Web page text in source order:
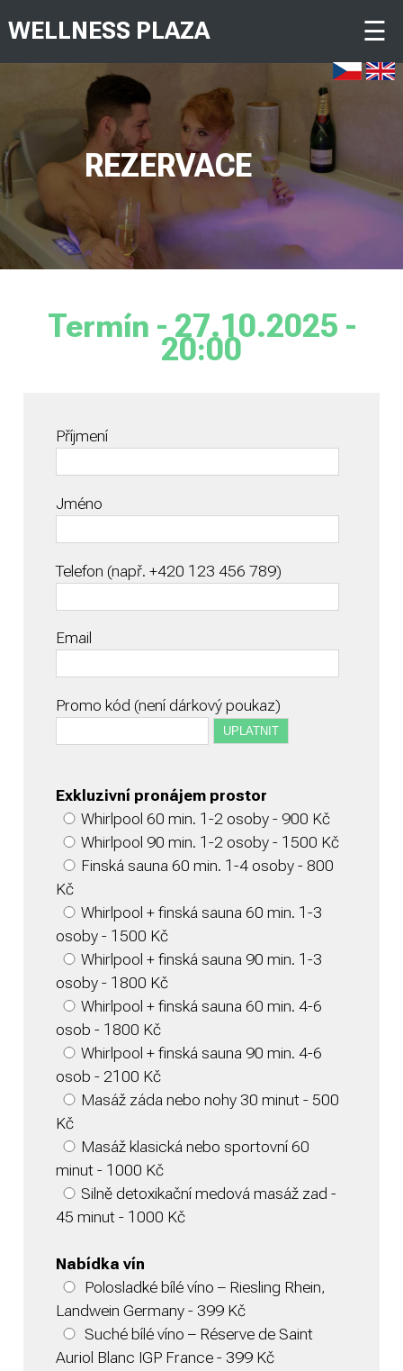
WELLNESS PLAZA ☰
REZERVACE
Termín - 27.10.2025 -
20:00
Příjmení
Jméno
Telefon (např. +420 123 456 789)
Email
Promo kód (není dárkový poukaz)
Exkluzivní pronájem prostor
Whirlpool 60 min. 1-2 osoby - 900 Kč
Whirlpool 90 min. 1-2 osoby - 1500 Kč
Finská sauna 60 min. 1-4 osoby - 800
Kč
Whirlpool + finská sauna 60 min. 1-3
osoby - 1500 Kč
Whirlpool + finská sauna 90 min. 1-3
osoby - 1800 Kč
Whirlpool + finská sauna 60 min. 4-6
osob - 1800 Kč
Whirlpool + finská sauna 90 min. 4-6
osob - 2100 Kč
Masáž záda nebo nohy 30 minut - 500
Kč
Masáž klasická nebo sportovní 60
minut - 1000 Kč
Silně detoxikační medová masáž zad -
45 minut - 1000 Kč
Nabídka vín
Polosladké bílé víno – Riesling Rhein,
Landwein Germany - 399 Kč
Suché bílé víno – Réserve de Saint
Auriol Blanc IGP France - 399 Kč